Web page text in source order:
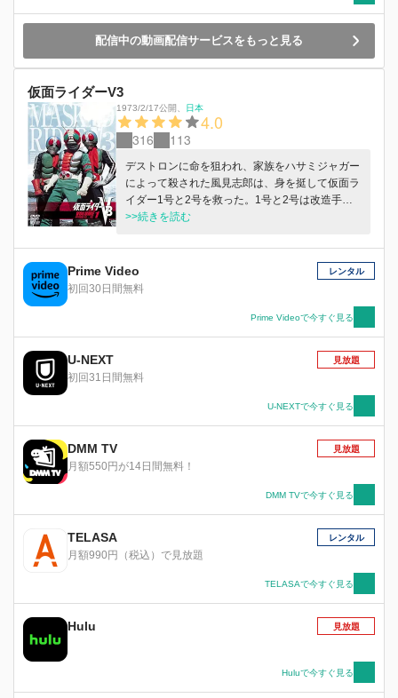
配信中の動画配信サービスをもっと見る
仮面ライダーV3
1973/2/17公開 日本
4.0
316 113
デストロンに命を狙われ、家族をハサミジャガー
によって殺された風見志郎は、身を挺して仮面ラ
イダー1号と2号を救った。1号と2号は改造手術
によって志郎をよみがえらせ、仮面ライダーV3
倒したV3は、体内の「26の秘密」を解明しなが
ら、デストロンの怪人たちに立ち向かう。
>>続きを読む
Prime Video
初回30日間無料
レンタル
Prime Videoで今すぐ見る
U-NEXT
初回31日間無料
見放題
U-NEXTで今すぐ見る
DMM TV
月額550円が14日間無料！
見放題
DMM TVで今すぐ見る
TELASA
月額990円（税込）で見放題
レンタル
TELASAで今すぐ見る
Hulu 見放題
Huluで今すぐ見る